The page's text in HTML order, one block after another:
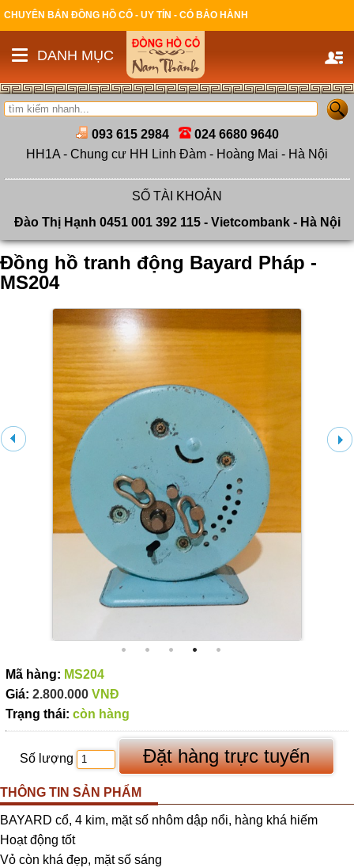
CHUYÊN BÁN ĐỒNG HỒ CỔ - UY TÍN - CÓ BẢO HÀNH
DANH MỤC
093 615 2984
024 6680 9640
HH1A - Chung cư HH Linh Đàm - Hoàng Mai - Hà Nội
SỐ TÀI KHOẢN
Đào Thị Hạnh 0451 001 392 115 - Vietcombank - Hà Nội
Đồng hồ tranh động Bayard Pháp -
MS204
Mã hàng: MS204
Giá: 2.800.000 VNĐ
Trạng thái: còn hàng
Số lượng
THÔNG TIN SẢN PHẨM
BAYARD cổ, 4 kim, mặt số nhôm dập nổi, hàng khá hiếm
Hoạt động tốt
Vỏ còn khá đẹp, mặt số sáng